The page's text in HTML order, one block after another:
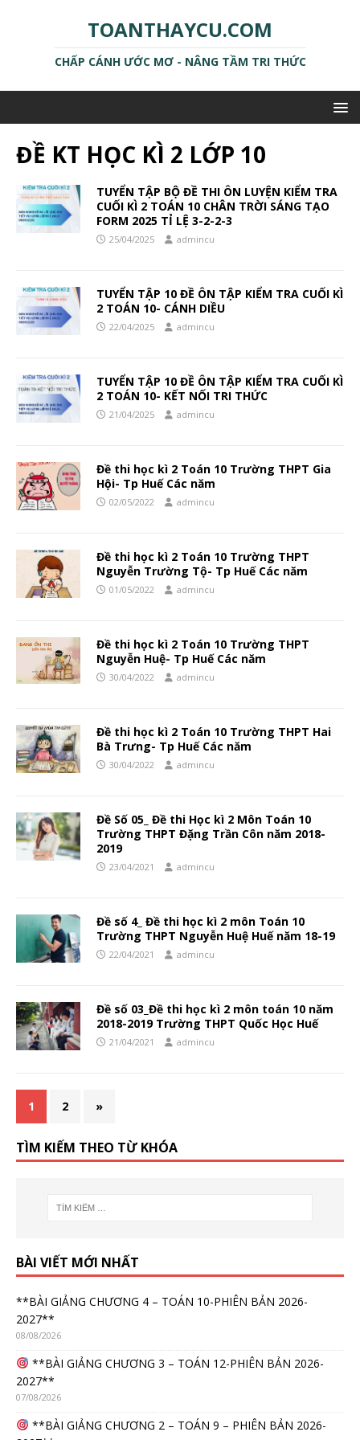
TOANTHAYCU.COM
CHẤP CÁNH ƯỚC MƠ - NÂNG TẦM TRI THỨC
ĐỀ KT HỌC KÌ 2 LỚP 10
TUYỂN TẬP BỘ ĐỀ THI ÔN LUYỆN KIỂM TRA
CUỐI KÌ 2 TOÁN 10 CHÂN TRỜI SÁNG TẠO
FORM 2025 TỈ LỆ 3-2-2-3
25/04/2025 admincu
TUYỂN TẬP 10 ĐỀ ÔN TẬP KIỂM TRA CUỐI KÌ
2 TOÁN 10- CÁNH DIỀU
22/04/2025 admincu
TUYỂN TẬP 10 ĐỀ ÔN TẬP KIỂM TRA CUỐI KÌ
2 TOÁN 10- KẾT NỐI TRI THỨC
21/04/2025 admincu
Đề thi học kì 2 Toán 10 Trường THPT Gia
Hội- Tp Huế Các năm
02/05/2022 admincu
Đề thi học kì 2 Toán 10 Trường THPT
Nguyễn Trường Tộ- Tp Huế Các năm
01/05/2022 admincu
Đề thi học kì 2 Toán 10 Trường THPT
Nguyễn Huệ- Tp Huế Các năm
30/04/2022 admincu
Đề thi học kì 2 Toán 10 Trường THPT Hai
Bà Trưng- Tp Huế Các năm
30/04/2022 admincu
Đề Số 05_ Đề thi Học kì 2 Môn Toán 10
Trường THPT Đặng Trần Côn năm 2018-
2019
23/04/2021 admincu
Đề số 4_ Đề thi học kì 2 môn Toán 10
Trường THPT Nguyễn Huệ Huế năm 18-19
22/04/2021 admincu
Đề số 03_Đề thi học kì 2 môn toán 10 năm
2018-2019 Trường THPT Quốc Học Huế
21/04/2021 admincu
1 2 »
TÌM KIẾM THEO TỪ KHÓA
BÀI VIẾT MỚI NHẤT
**BÀI GIẢNG CHƯƠNG 4 – TOÁN 10-PHIÊN BẢN 2026-
2027**
08/08/2026
**BÀI GIẢNG CHƯƠNG 3 – TOÁN 12-PHIÊN BẢN 2026-
2027**
07/08/2026
**BÀI GIẢNG CHƯƠNG 2 – TOÁN 9 – PHIÊN BẢN 2026-